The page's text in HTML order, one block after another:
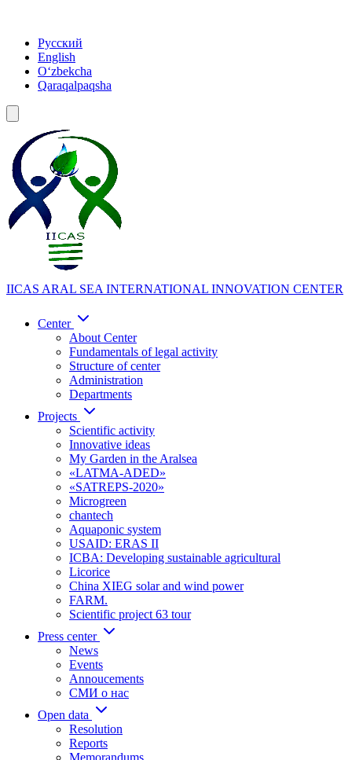
Русский
English
Oʻzbekcha
Qaraqalpaqsha
IICAS ARAL SEA INTERNATIONAL INNOVATION CENTER
Center
About Center
Fundamentals of legal activity
Structure of center
Administration
Departments
Projects
Scientific activity
Innovative ideas
My Garden in the Aralsea
«LATMA-ADED»
«SATREPS-2020»
Microgreen
chantech
Aquaponic system
USAID: ERAS II
ICBA: Developing sustainable agricultural
Licorice
China XIEG solar and wind power
FARM.
Scientific project 63 tour
Press center
News
Events
Annoucements
СМИ о нас
Open data
Resolution
Reports
Memorandums